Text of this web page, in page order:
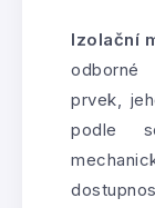
Izolační
odborné
prvek,
podle